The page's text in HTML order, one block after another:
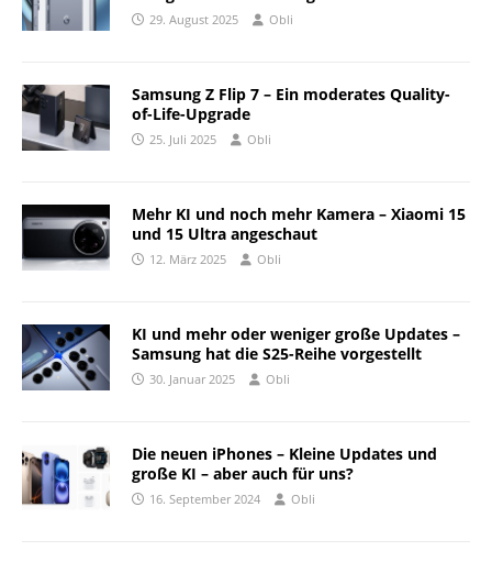
29. August 2025 Obli
Samsung Z Flip 7 – Ein moderates Quality-
of-Life-Upgrade
25. Juli 2025 Obli
Mehr KI und noch mehr Kamera – Xiaomi 15
und 15 Ultra angeschaut
12. März 2025 Obli
KI und mehr oder weniger große Updates –
Samsung hat die S25-Reihe vorgestellt
30. Januar 2025 Obli
Die neuen iPhones – Kleine Updates und
große KI – aber auch für uns?
16. September 2024 Obli